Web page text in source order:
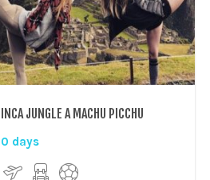
INCA JUNGLE A MACHU PICCHU
0 days